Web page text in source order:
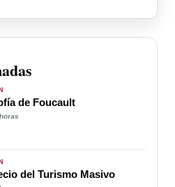
de Foucault
del Turismo Masivo